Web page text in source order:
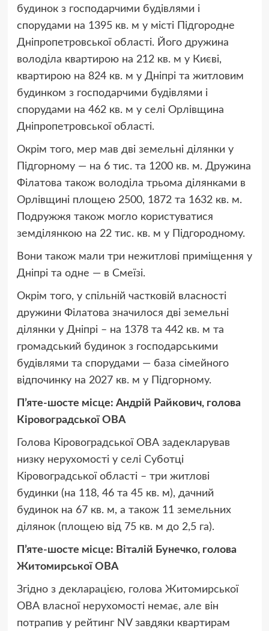
будинок з господарчими будівлями і
спорудами на 1395 кв. м у місті Підгородне
Дніпропетровської області. Його дружина
володіла квартирою на 212 кв. м у Києві,
квартирою на 824 кв. м у Дніпрі та житловим
будинком з господарчими будівлями і
спорудами на 462 кв. м у селі Орлівщина
Дніпропетровської області.
Окрім того, мер мав дві земельні ділянки у
Підгорному — на 6 тис. та 1200 кв. м. Дружина
Філатова також володіла трьома ділянками в
Орлівщині площею 2500, 1872 та 1632 кв. м.
Подружжя також могло користуватися
земділянкою на 22 тис. кв. м у Підгородному.
Вони також мали три нежитлові приміщення у
Дніпрі та одне — в Смеїзі.
Окрім того, у спільній частковій власності
дружини Філатова значилося дві земельні
ділянки у Дніпрі – на 1378 та 442 кв. м та
громадський будинок з господарськими
будівлями та спорудами — база сімейного
відпочинку на 2027 кв. м у Підгорному.
П’яте-шосте місце: Андрій Райкович, голова
Кіровоградської ОВА
Голова Кіровоградської ОВА задекларував
низку нерухомості у селі Суботці
Кіровоградської області – три житлові
будинки (на 118, 46 та 45 кв. м), дачний
будинок на 67 кв. м, а також 11 земельних
ділянок (площею від 75 кв. м до 2,5 га).
П’яте-шосте місце: Віталій Бунечко, голова
Житомирської ОВА
Згідно з декларацією, голова Житомирської
ОВА власної нерухомості немає, але він
потрапив у рейтинг NV завдяки квартирам